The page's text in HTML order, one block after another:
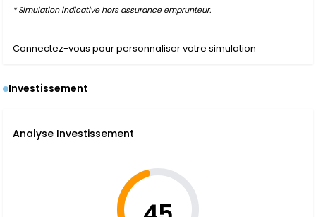
* Simulation indicative hors assurance emprunteur.
Connectez-vous pour personnaliser votre simulation
Investissement
Analyse Investissement